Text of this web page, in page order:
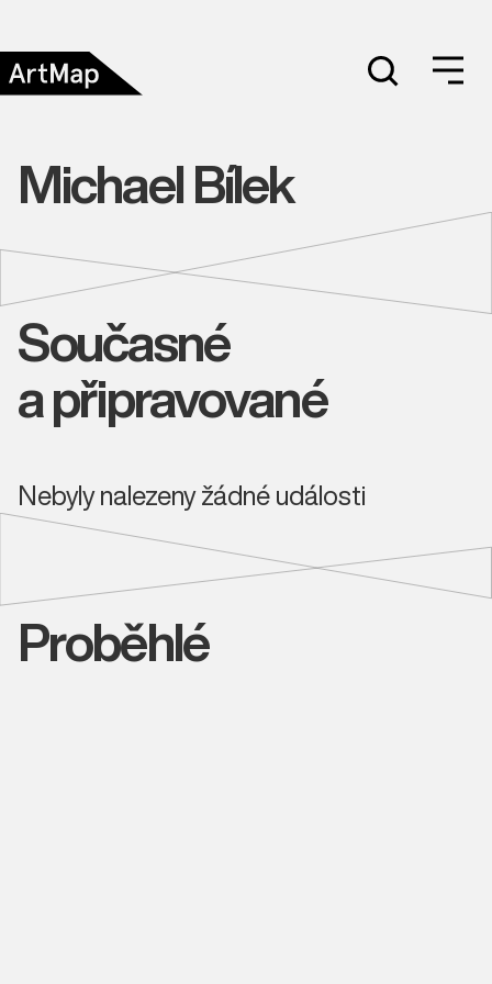
Michael Bílek
Současné
a připravované
Nebyly nalezeny žádné události
Proběhlé